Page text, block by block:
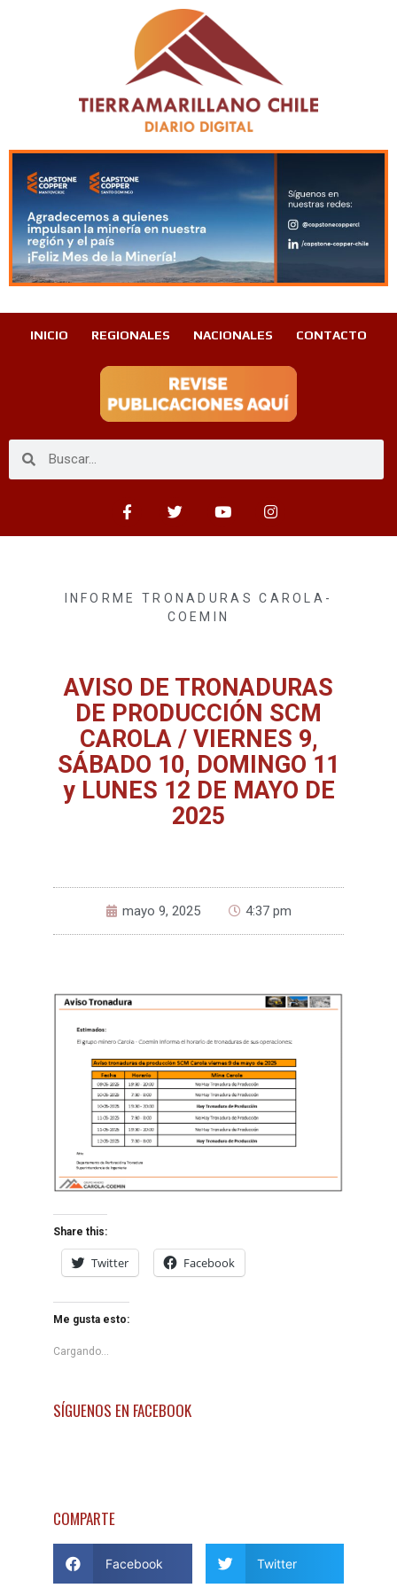
INICIO REGIONALES NACIONALES CONTACTO
INFORME TRONADURAS CAROLA-
COEMIN
AVISO DE TRONADURAS
DE PRODUCCIÓN SCM
CAROLA / VIERNES 9,
SÁBADO 10, DOMINGO 11
y LUNES 12 DE MAYO DE
2025
mayo 9, 2025 4:37 pm
Share this:
Twitter Facebook
Me gusta esto:
Cargando...
SÍGUENOS EN FACEBOOK
COMPARTE
Facebook Twitter